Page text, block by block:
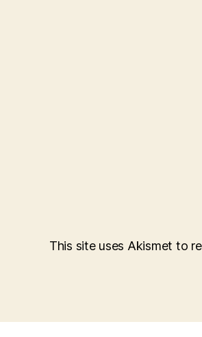
This site uses Akismet to